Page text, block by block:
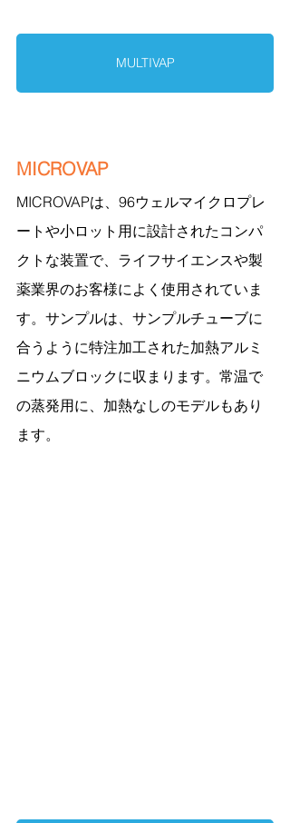
MULTIVAP
MICROVAP
MICROVAPは、96ウェルマイクロプレ
ートや小ロット用に設計されたコンパ
クトな装置で、ライフサイエンスや製
薬業界のお客様によく使用されていま
す。サンプルは、サンプルチューブに
合うように特注加工された加熱アルミ
ニウムブロックに収まります。常温で
の蒸発用に、加熱なしのモデルもあり
ます。